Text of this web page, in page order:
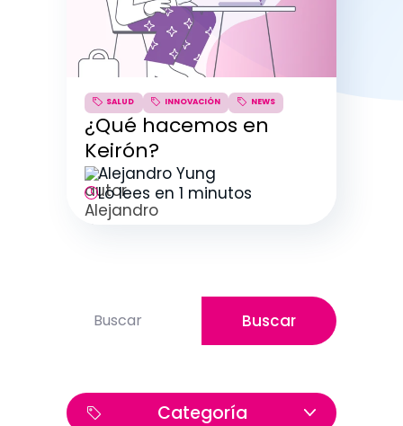
¿Qué hacemos en
Keirón?
Alejandro Yung
Lo lees en 1 minutos
Esto es un campo de búsqueda con una
Buscar
Categoría